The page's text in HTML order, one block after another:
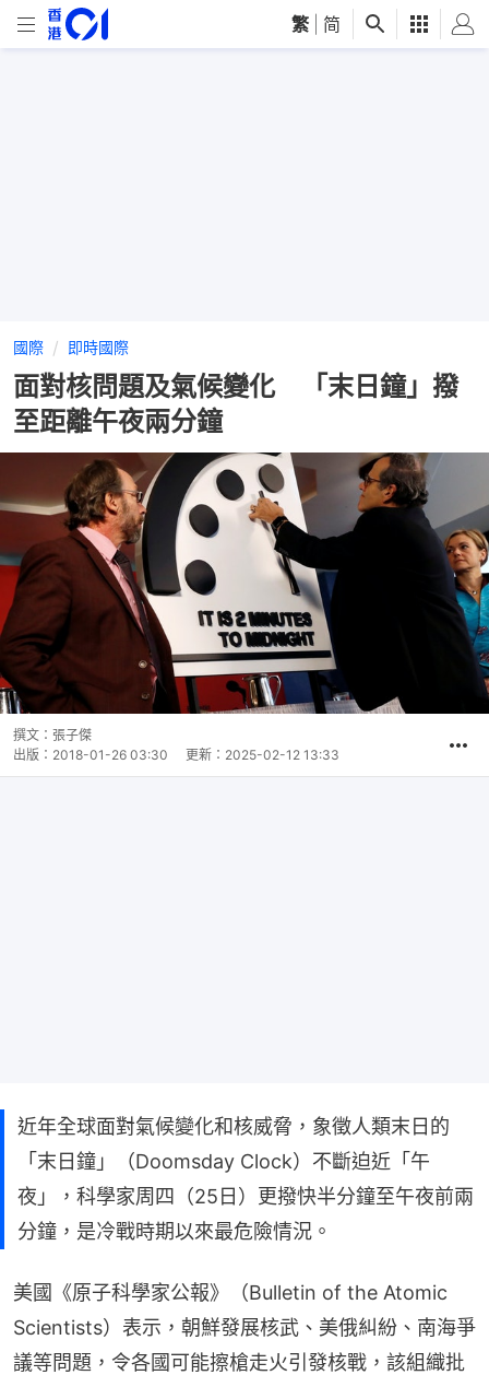
繁 简
國際 即時國際
面對核問題及氣候變化 「末日鐘」撥
至距離午夜兩分鐘
撰文： 張子傑
出版： 2018-01-26 03:30 更新： 2025-02-12 13:33
近年全球面對氣候變化和核威脅，象徵人類末日的
「末日鐘」（Doomsday Clock）不斷迫近「午
夜」，科學家周四（25日）更撥快半分鐘至午夜前兩
分鐘，是冷戰時期以來最危險情況。
美國《原子科學家公報》（Bulletin of the Atomic
Scientists）表示，朝鮮發展核武、美俄糾紛、南海爭
議等問題，令各國可能擦槍走火引發核戰，該組織批